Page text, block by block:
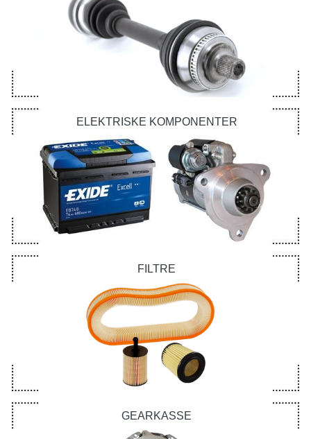
ELEKTRISKE KOMPONENTER
FILTRE
GEARKASSE